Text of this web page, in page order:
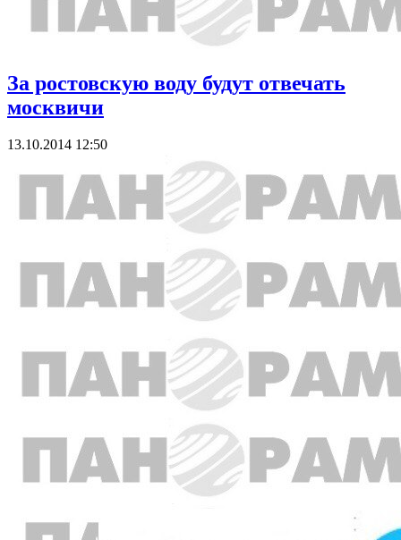
За ростовскую воду будут отвечать
москвичи
13.10.2014 12:50